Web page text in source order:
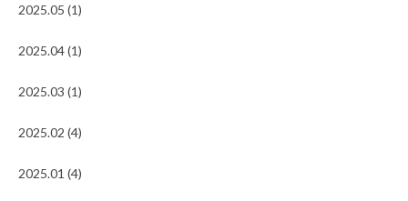
2025.05 (1)
2025.04 (1)
2025.03 (1)
2025.02 (4)
2025.01 (4)